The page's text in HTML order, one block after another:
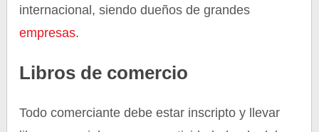
internacional, siendo dueños de grandes
empresas.
Libros de comercio
Todo comerciante debe estar inscripto y llevar